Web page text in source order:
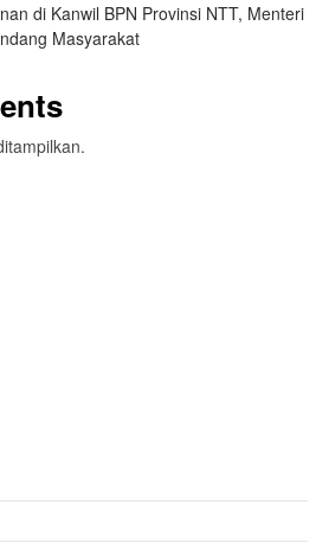
di Kanwil BPN Provinsi NTT, Menteri
Masyarakat